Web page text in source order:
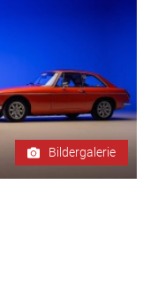
Bildergalerie